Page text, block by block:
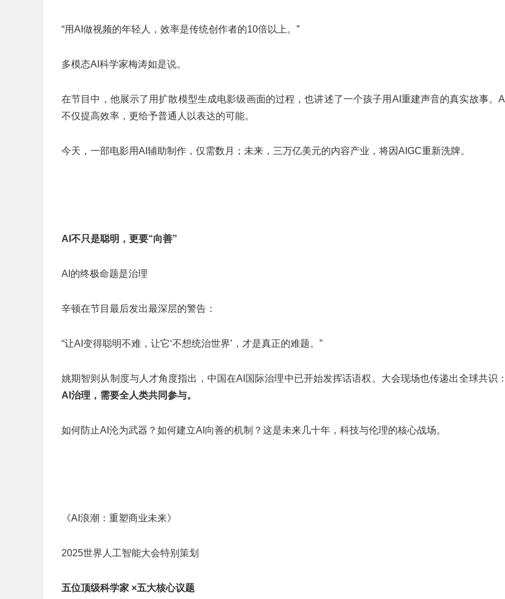
“用AI做视频的年轻人，效率是传统创作者的10倍以上。”
多模态AI科学家梅涛如是说。
在节目中，他展示了用扩散模型生成电影级画面的过程，也讲述了一个孩子用AI重建声音的真实故事。AI
不仅提高效率，更给予普通人以表达的可能。
今天，一部电影用AI辅助制作，仅需数月；未来，三万亿美元的内容产业，将因AIGC重新洗牌。
AI 不只是聪明，更要“向善”
AI的终极命题是治理
辛顿在节目最后发出最深层的警告：
“让AI变得聪明不难，让它‘不想统治世界’，才是真正的难题。”
姚期智则从制度与人才角度指出，中国在AI国际治理中已开始发挥话语权。大会现场也传递出全球共识：
AI 治理，需要全人类共同参与。
如何防止AI沦为武器？如何建立AI向善的机制？这是未来几十年，科技与伦理的核心战场。
《AI浪潮：重塑商业未来》
2025世界人工智能大会特别策划
五位顶级科学家 ×五大核心议题